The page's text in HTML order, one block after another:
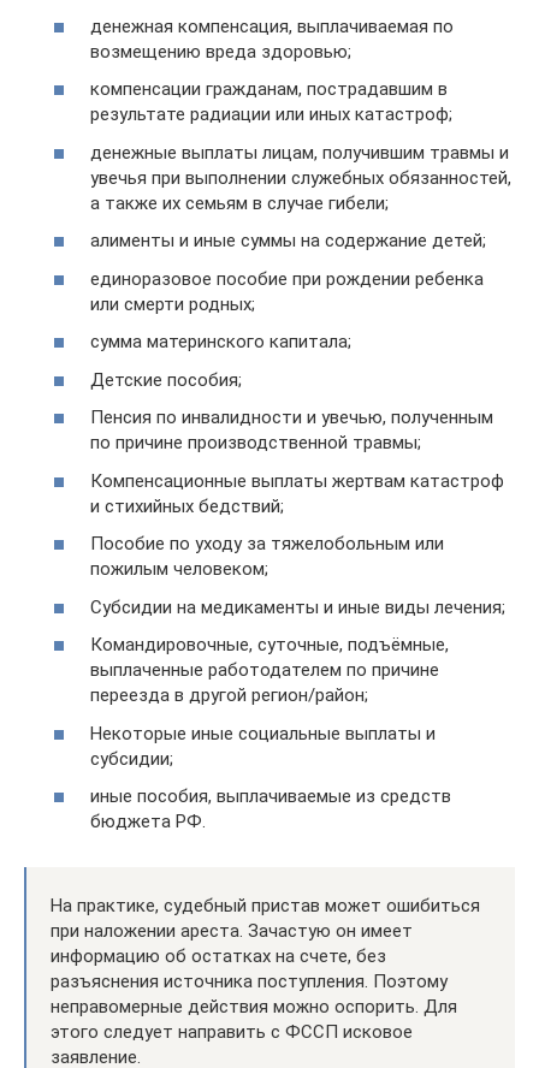
денежная компенсация, выплачиваемая по
возмещению вреда здоровью;
компенсации гражданам, пострадавшим в
результате радиации или иных катастроф;
денежные выплаты лицам, получившим травмы и
увечья при выполнении служебных обязанностей,
а также их семьям в случае гибели;
алименты и иные суммы на содержание детей;
единоразовое пособие при рождении ребенка
или смерти родных;
сумма материнского капитала;
Детские пособия;
Пенсия по инвалидности и увечью, полученным
по причине производственной травмы;
Компенсационные выплаты жертвам катастроф
и стихийных бедствий;
Пособие по уходу за тяжелобольным или
пожилым человеком;
Субсидии на медикаменты и иные виды лечения;
Командировочные, суточные, подъёмные,
выплаченные работодателем по причине
переезда в другой регион/район;
Некоторые иные социальные выплаты и
субсидии;
иные пособия, выплачиваемые из средств
бюджета РФ.
На практике, судебный пристав может ошибиться
при наложении ареста. Зачастую он имеет
информацию об остатках на счете, без
разъяснения источника поступления. Поэтому
неправомерные действия можно оспорить. Для
этого следует направить с ФССП исковое
заявление.